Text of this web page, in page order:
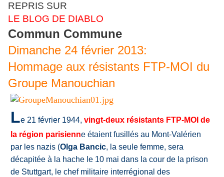
REPRIS SUR
LE BLOG DE DIABLO
Commun Commune
Dimanche 24 février 2013:
Hommage aux résistants FTP-MOI du
Groupe Manouchian
Le 21 février 1944, vingt-deux résistants FTP-MOI de
la région parisienne étaient fusillés au Mont-Valérien
par les nazis (Olga Bancic, la seule femme, sera
décapitée à la hache le 10 mai dans la cour de la prison
de Stuttgart, le chef militaire interrégional des